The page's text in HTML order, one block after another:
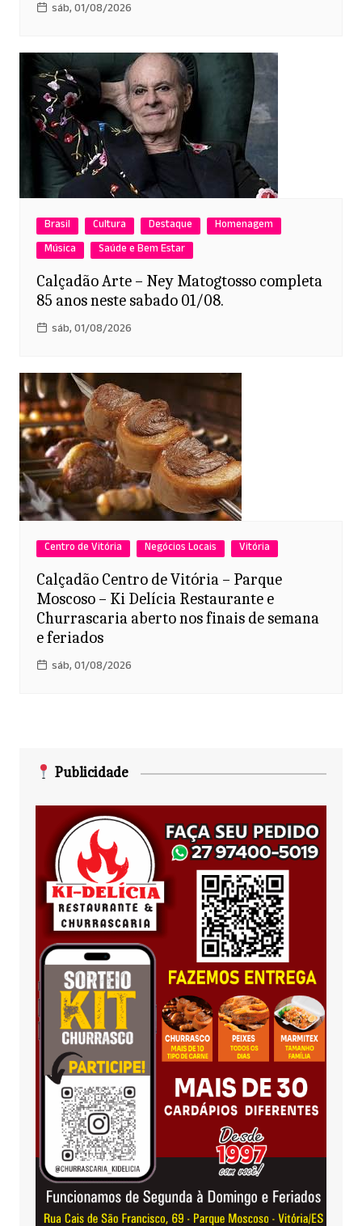
sáb, 01/08/2026
Brasil Cultura Destaque
Homenagem
Música
Saúde e Bem Estar
Calçadão Arte – Ney Matogtosso completa
85 anos neste sabado 01/08.
sáb, 01/08/2026
Centro de Vitória Negócios Locais Vitória
Calçadão Centro de Vitória – Parque
Moscoso – Ki Delícia Restaurante e
Churrascaria aberto nos finais de semana
e feriados
sáb, 01/08/2026
Publicidade